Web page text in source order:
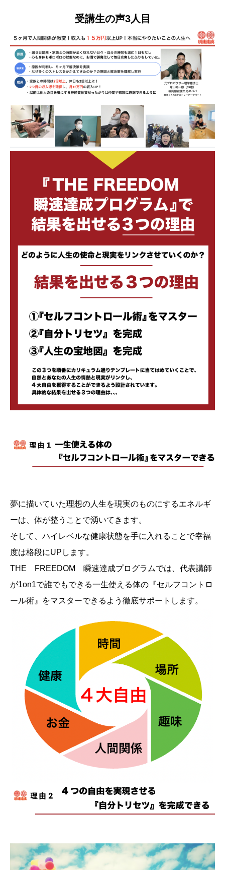
受講生の声3人目
夢に描いていた理想の人生を現実のものにするエネルギ
ーは、体が整うことで湧いてきます。
そして、ハイレベルな健康状態を手に入れることで幸福
度は格段にUPします。
THE FREEDOM 瞬速達成プログラムでは、代表講師
が1on1で誰でもできる一生使える体の『セルフコントロ
ール術』をマスターできるよう徹底サポートします。